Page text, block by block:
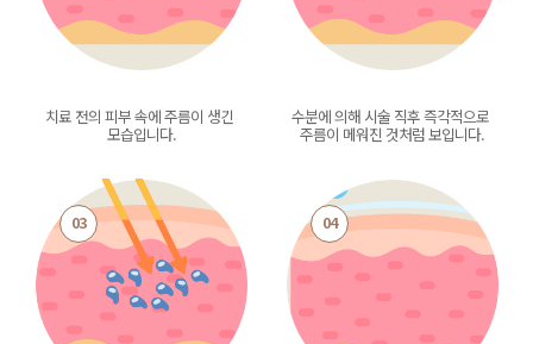
치료 전의 피부 속에 주름이 생긴
모습입니다.
수분에 의해 시술 직후 즉각적으로
주름이 메워진 것처럼 보입니다.
03 04